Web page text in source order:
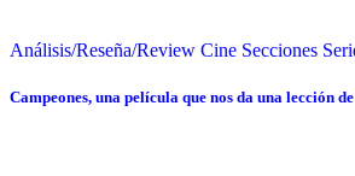
Análisis/Reseña/Review Cine Secciones
Campeones, una película que nos da una lección